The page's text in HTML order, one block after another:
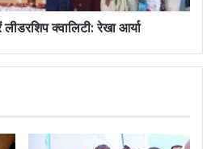
क्वालिटी: रेखा आर्या